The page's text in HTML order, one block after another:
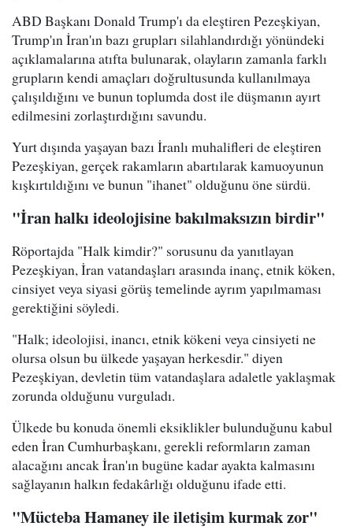
ABD Başkanı Donald Trump'ı da eleştiren Pezeşkiyan,
Trump'ın İran'ın bazı grupları silahlandırdığı yönündeki
açıklamalarına atıfta bulunarak, olayların zamanla farklı
grupların kendi amaçları doğrultusunda kullanılmaya
çalışıldığını ve bunun toplumda dost ile düşmanın ayırt
edilmesini zorlaştırdığını savundu.
Yurt dışında yaşayan bazı İranlı muhalifleri de eleştiren
Pezeşkiyan, gerçek rakamların abartılarak kamuoyunun
kışkırtıldığını ve bunun "ihanet" olduğunu öne sürdü.
"İran halkı ideolojisine bakılmaksızın birdir"
Röportajda "Halk kimdir?" sorusunu da yanıtlayan
Pezeşkiyan, İran vatandaşları arasında inanç, etnik köken,
cinsiyet veya siyasi görüş temelinde ayrım yapılmaması
gerektiğini söyledi.
"Halk; ideolojisi, inancı, etnik kökeni veya cinsiyeti ne
olursa olsun bu ülkede yaşayan herkesdir." diyen
Pezeşkiyan, devletin tüm vatandaşlara adaletle yaklaşmak
zorunda olduğunu vurguladı.
Ülkede bu konuda önemli eksiklikler bulunduğunu kabul
eden İran Cumhurbaşkanı, gerekli reformların zaman
alacağını ancak İran'ın bugüne kadar ayakta kalmasını
sağlayanın halkın fedakârlığı olduğunu ifade etti.
"Mücteba Hamaney ile iletişim kurmak zor"